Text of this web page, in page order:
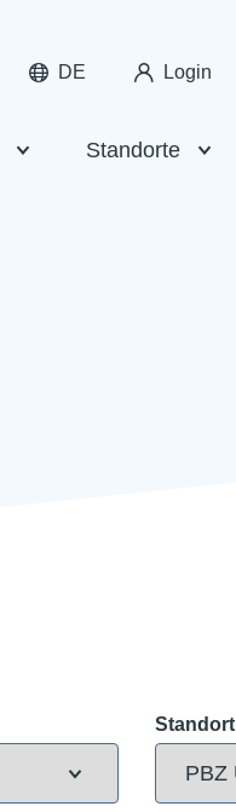
DE Login
Standorte
Standort